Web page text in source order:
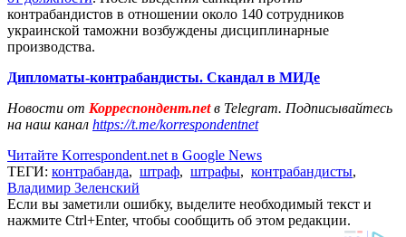
контрабандистов в отношении около 140 сотрудников
украинской таможни возбуждены дисциплинарные
производства.
Дипломаты-контрабандисты. Скандал в МИДе
Новости от Корреспондент.netв Telegram. Подписывайтесь
на наш канал https://t.me/korrespondentnet
Читайте Korrespondent.net в Google News
ТЕГИ: контрабанда, штраф, штрафы, контрабандисты,
Владимир Зеленский
Если вы заметили ошибку, выделите необходимый текст и
нажмите Ctrl+Enter, чтобы сообщить об этом редакции.